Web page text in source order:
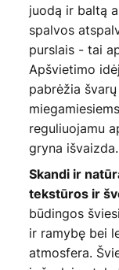
juodą ir baltą
spalvos
purslais - tai
Apšvietimo
pabrėžia
reguliuojamu
gryna išvaizda.
Skandi ir
tekstūros ir
būdingos
ir ramybę bei
atmosfera.